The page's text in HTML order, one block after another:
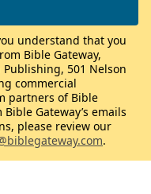
understand that you
Bible Gateway,
501 Nelson
commercial
partners of Bible
Gateway’s emails
please review our
.